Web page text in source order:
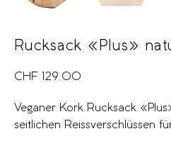
Rucksack «Plus»
CHF 129.00
Veganer Kork Rucksack
seitlichen Reissverschlüssen